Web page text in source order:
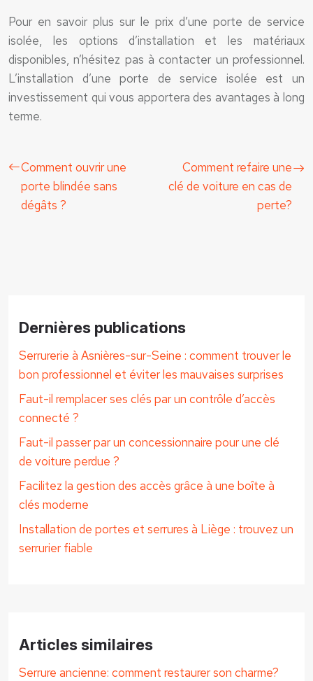
Pour en savoir plus sur le prix d’une porte de service
isolée, les options d’installation et les matériaux
disponibles, n’hésitez pas à contacter un professionnel.
L’installation d’une porte de service isolée est un
investissement qui vous apportera des avantages à long
terme.
Comment ouvrir une
porte blindée sans
dégâts ?
Comment refaire une
clé de voiture en cas de
perte?
Dernières publications
Serrurerie à Asnières-sur-Seine : comment trouver le
bon professionnel et éviter les mauvaises surprises
Faut-il remplacer ses clés par un contrôle d’accès
connecté ?
Faut-il passer par un concessionnaire pour une clé
de voiture perdue ?
Facilitez la gestion des accès grâce à une boîte à
clés moderne
Installation de portes et serrures à Liège : trouvez un
serrurier fiable
Articles similaires
Serrure ancienne: comment restaurer son charme?